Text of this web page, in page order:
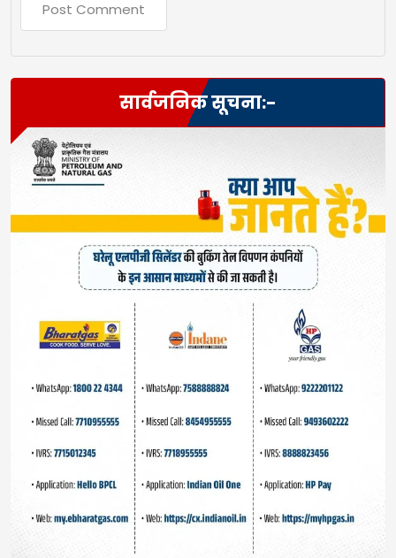
सार्वजनिक सूचना:-